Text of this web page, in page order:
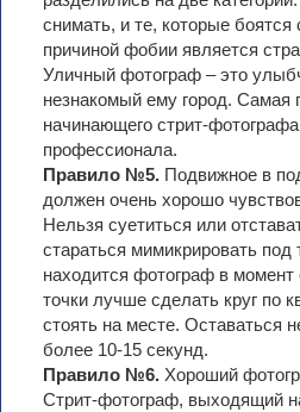
снимать, и те, которые
причиной фобии является
Уличный фотограф – это
незнакомый ему город. Самая
начинающего стрит-фотографа
профессионала.
Правило №5. Подвижное в
должен очень хорошо
Нельзя суетиться или
стараться мимикрировать
находится фотограф в
точки лучше сделать круг по
стоять на месте. Оставаться
более 10-15 секунд.
Правило №6. Хороший
Cтрит-фотограф, выходящий